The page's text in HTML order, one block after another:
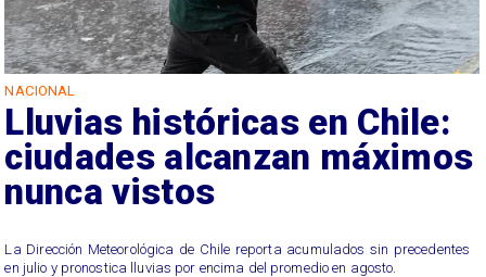
NACIONAL
Lluvias históricas en Chile:
ciudades alcanzan máximos
nunca vistos
La Dirección Meteorológica de Chile reporta acumulados sin precedentes
en julio y pronostica lluvias por encima del promedio en agosto.